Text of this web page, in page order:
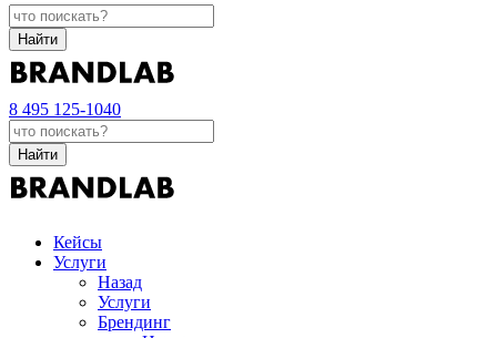
Найти
8 495 125-1040
Найти
Кейсы
Услуги
Назад
Услуги
Брендинг